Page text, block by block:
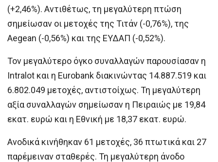
(+2,46%). Αντιθέτως, τη μεγαλύτερη πτώση
σημείωσαν οι μετοχές της Τιτάν (-0,76%), της
Aegean (-0,56%) και της ΕΥΔΑΠ (-0,52%).
Τον μεγαλύτερο όγκο συναλλαγών παρουσίασαν η
Intralot και η Eurobank διακινώντας 14.887.519 και
6.802.049 μετοχές, αντιστοίχως. Τη μεγαλύτερη
αξία συναλλαγών σημείωσαν η Πειραιώς με 19,84
εκατ. ευρώ και η Εθνική με 18,37 εκατ. ευρώ.
Ανοδικά κινήθηκαν 61 μετοχές, 36 πτωτικά και 27
παρέμειναν σταθερές. Τη μεγαλύτερη άνοδο